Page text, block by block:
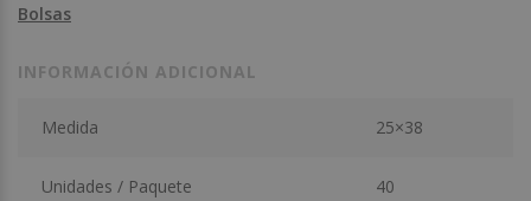
Bolsas
INFORMACIÓN ADICIONAL
Medida 25×38
Unidades / Paquete 40